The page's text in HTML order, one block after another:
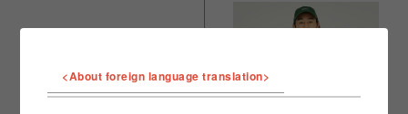
<About foreign language translation>